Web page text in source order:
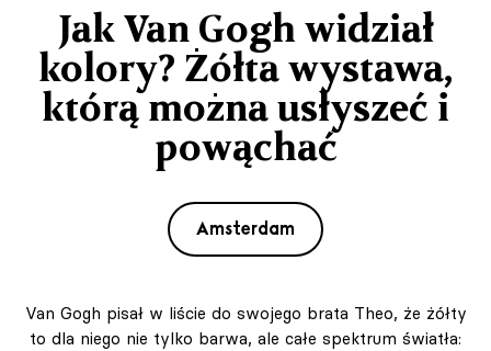
Jak Van Gogh widział
kolory? Żółta wystawa,
którą można usłyszeć i
powąchać
Amsterdam
Van Gogh pisał w liście do swojego brata Theo, że żółty
to dla niego nie tylko barwa, ale całe spektrum światła: